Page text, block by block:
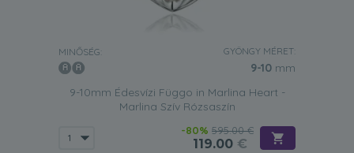
MINŐSÉG: GYÖNGY MÉRET:
9-10 mm
9-10mm Édesvízi Függo in Marlina Heart -
Marlina Szív Rózsaszín
-80% 595.00 €
119.00 €